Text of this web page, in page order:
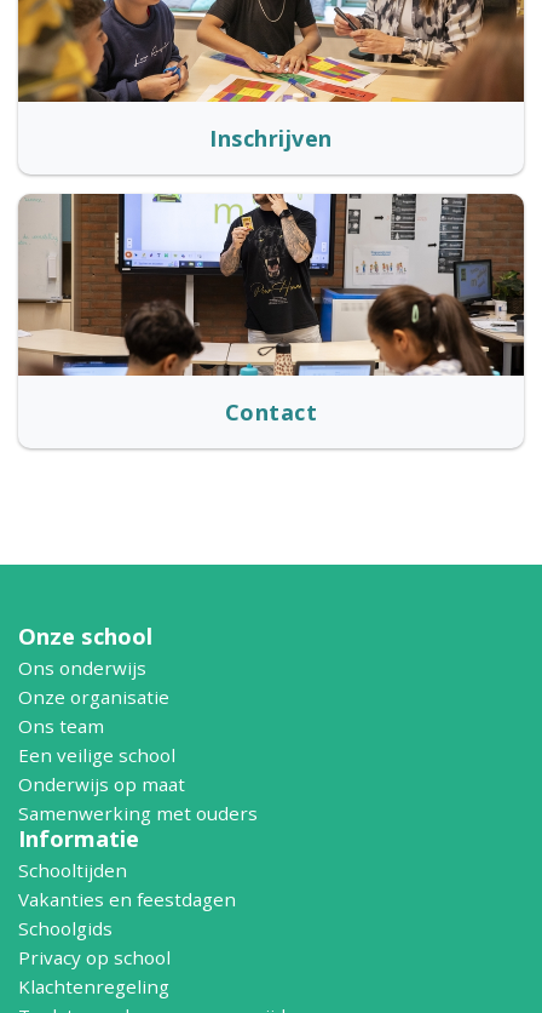
Inschrijven
Contact
Onze school
Ons onderwijs
Onze organisatie
Ons team
Een veilige school
Onderwijs op maat
Samenwerking met ouders
Informatie
Schooltijden
Vakanties en feestdagen
Schoolgids
Privacy op school
Klachtenregeling